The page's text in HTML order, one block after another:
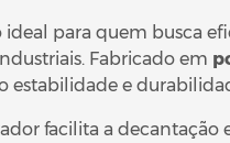
ideal para quem busca
Fabricado em
estabilidade e
facilita a decantação